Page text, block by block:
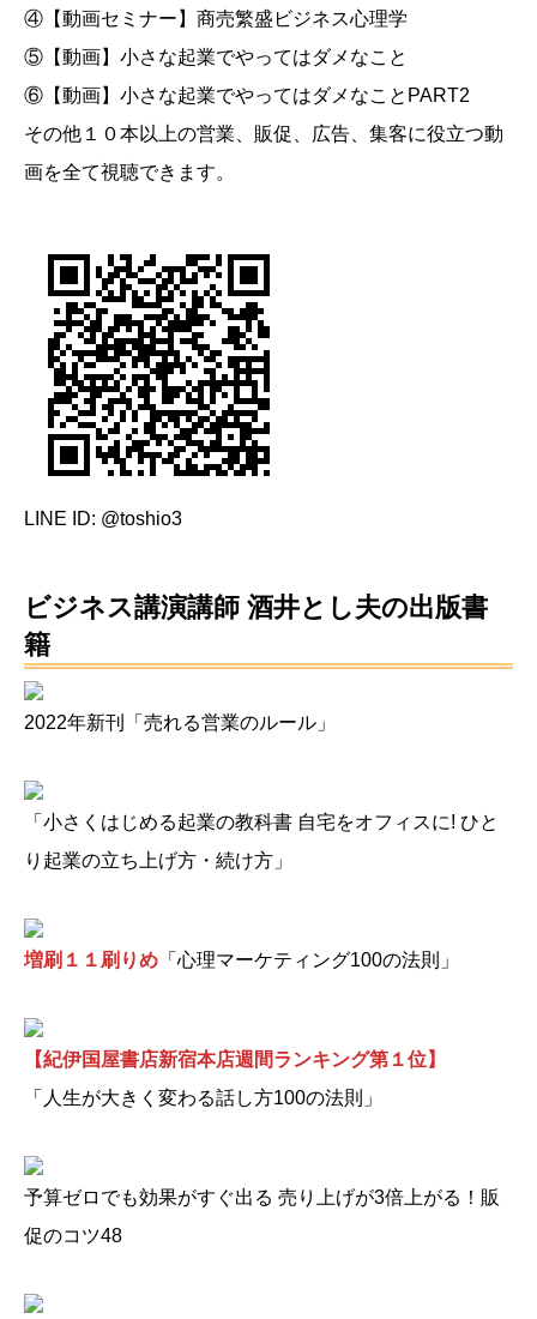
④【動画セミナー】商売繁盛ビジネス心理学
⑤【動画】小さな起業でやってはダメなこと
⑥【動画】小さな起業でやってはダメなことPART2
その他１０本以上の営業、販促、広告、集客に役立つ動
画を全て視聴できます。
LINE ID: @toshio3
ビジネス講演講師 酒井とし夫の出版書
籍
2022年新刊「売れる営業のルール」
「小さくはじめる起業の教科書 自宅をオフィスに! ひと
り起業の立ち上げ方・続け方」
増刷１１刷りめ 「心理マーケティング100の法則」
【紀伊国屋書店新宿本店週間ランキング第１位】
「人生が大きく変わる話し方100の法則」
予算ゼロでも効果がすぐ出る 売り上げが3倍上がる！販
促のコツ48